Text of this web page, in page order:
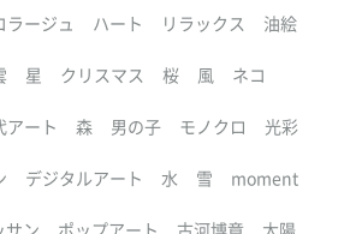
ラージュ ハート リラックス 油絵
星 クリスマス 桜 風 ネコ
アート 森 男の子 モノクロ 光彩
デジタルアート 水 雪 moment